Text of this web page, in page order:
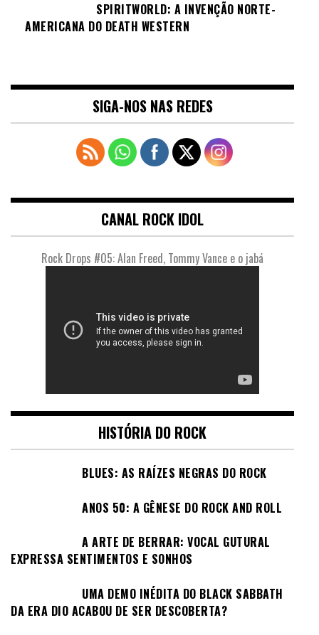
SPIRITWORLD: A INVENÇÃO NORTE-
AMERICANA DO DEATH WESTERN
SIGA-NOS NAS REDES
CANAL ROCK IDOL
Rock Drops #05: Alan Freed, Tommy Vance e o jabá
HISTÓRIA DO ROCK
BLUES: AS RAÍZES NEGRAS DO ROCK
ANOS 50: A GÊNESE DO ROCK AND ROLL
A ARTE DE BERRAR: VOCAL GUTURAL
EXPRESSA SENTIMENTOS E SONHOS
UMA DEMO INÉDITA DO BLACK SABBATH
DA ERA DIO ACABOU DE SER DESCOBERTA?